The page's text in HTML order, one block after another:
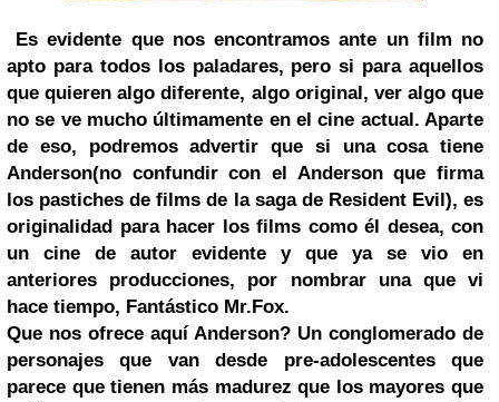
Es evidente que nos encontramos ante un film no
apto para todos los paladares, pero si para aquellos
que quieren algo diferente, algo original, ver algo que
no se ve mucho últimamente en el cine actual. Aparte
de eso, podremos advertir que si una cosa tiene
Anderson(no confundir con el Anderson que firma
los pastiches de films de la saga de Resident Evil), es
originalidad para hacer los films como él desea, con
un cine de autor evidente y que ya se vio en
anteriores producciones, por nombrar una que vi
hace tiempo, Fantástico Mr.Fox.
Que nos ofrece aquí Anderson? Un conglomerado de
personajes que van desde pre-adolescentes que
parece que tienen más madurez que los mayores que